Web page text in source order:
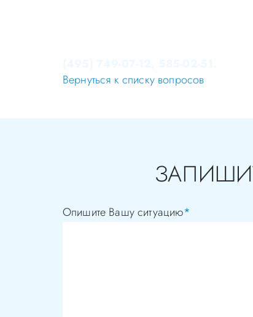
Вернуться к списку вопросов
Опишите Вашу ситуацию*